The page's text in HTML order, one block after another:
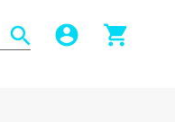
search account_circle shopping_cart